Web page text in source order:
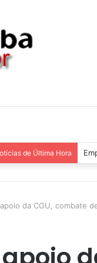
de Última Hora
da CGU, combate